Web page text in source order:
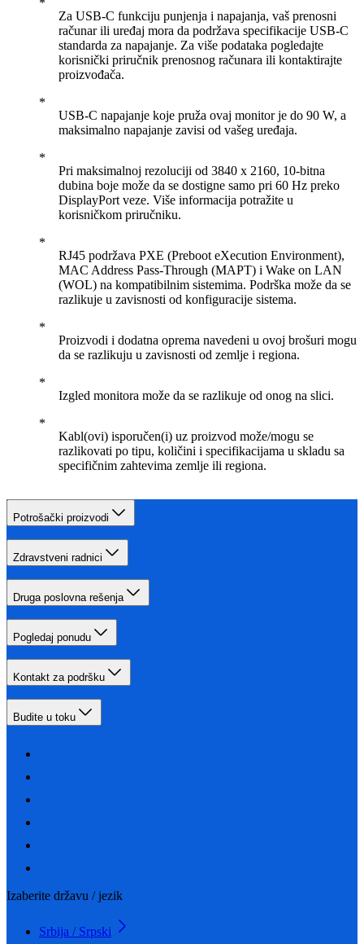
Za USB-C funkciju punjenja i napajanja, vaš prenosni
računar ili uređaj mora da podržava specifikacije USB-C
standarda za napajanje. Za više podataka pogledajte
korisnički priručnik prenosnog računara ili kontaktirajte
proizvođača.
USB-C napajanje koje pruža ovaj monitor je do 90 W, a
maksimalno napajanje zavisi od vašeg uređaja.
Pri maksimalnoj rezoluciji od 3840 x 2160, 10-bitna
dubina boje može da se dostigne samo pri 60 Hz preko
DisplayPort veze. Više informacija potražite u
korisničkom priručniku.
RJ45 podržava PXE (Preboot eXecution Environment),
MAC Address Pass-Through (MAPT) i Wake on LAN
(WOL) na kompatibilnim sistemima. Podrška može da se
razlikuje u zavisnosti od konfiguracije sistema.
Proizvodi i dodatna oprema navedeni u ovoj brošuri mogu
da se razlikuju u zavisnosti od zemlje i regiona.
Izgled monitora može da se razlikuje od onog na slici.
Kabl(ovi) isporučen(i) uz proizvod može/mogu se
razlikovati po tipu, količini i specifikacijama u skladu sa
specifičnim zahtevima zemlje ili regiona.
Potrošački proizvodi
Zdravstveni radnici
Druga poslovna rešenja
Pogledaj ponudu
Kontakt za podršku
Budite u toku
Izaberite državu / jezik
Srbija / Srpski